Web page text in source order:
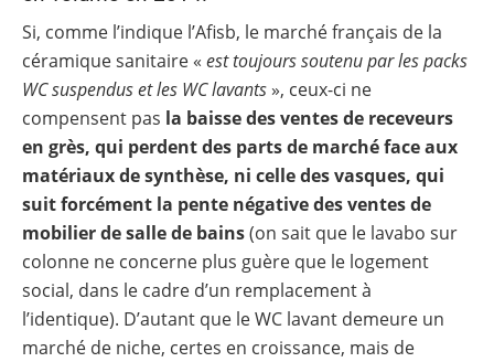
Si, comme l’indique l’Afisb, le marché français de la
céramique sanitaire « est toujours soutenu par les packs
WC suspendus et les WC lavants», ceux-ci ne
compensent pas la baisse des ventes de receveurs
en grès, qui perdent des parts de marché face aux
matériaux de synthèse, ni celle des vasques, qui
suit forcément la pente négative des ventes de
mobilier de salle de bains(on sait que le lavabo sur
colonne ne concerne plus guère que le logement
social, dans le cadre d’un remplacement à
l’identique). D’autant que le WC lavant demeure un
marché de niche, certes en croissance, mais de